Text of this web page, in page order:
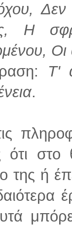
Η
Τ'
.
ότι στο
της ή